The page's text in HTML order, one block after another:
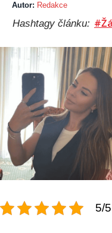
Autor: Redakce
Hashtagy článku:
5/